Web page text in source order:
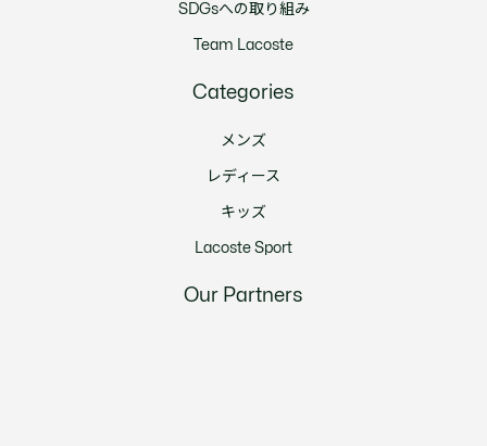
SDGsへの取り組み
Team Lacoste
Categories
メンズ
レディース
キッズ
Lacoste Sport
Our Partners